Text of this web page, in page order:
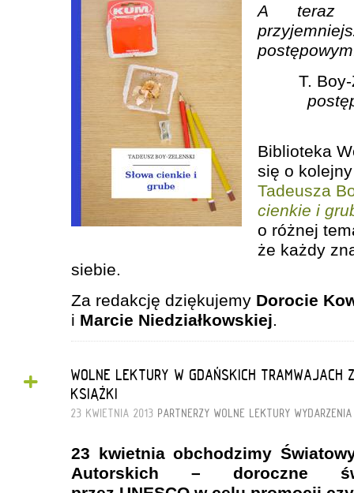
A teraz
T.
Biblioteka
się o
Tadeusza
cienkie i
o różnej
że każdy
siebie.
Za redakcję dziękujemy Dorocie
i Marcie Niedziałkowskiej.
+
WOLNE LEKTURY W GDAŃSKICH TRAMWAJACH
KSIĄŻKI
23 KWIETNIA 2013 PARTNERZY WOLNE LEKTURY WYDARZENIA
23 kwietnia obchodzimy
Autorskich – doroczne